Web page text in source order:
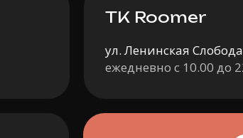
ул. Ленинская
ежедневно с 10.00 до
ТК Roomer